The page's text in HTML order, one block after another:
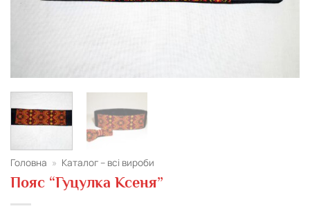
Головна » Каталог – всі вироби
Пояс “Гуцулка Ксеня”